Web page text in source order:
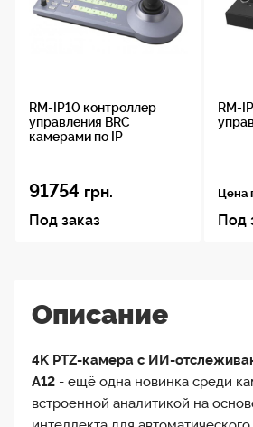
RM-IP10 контроллер
управления BRC
камерами по IP
91754 грн.
Под заказ
RM-
Цена
Под
Описание
4K PTZ-камера с ИИ-
A12 - ещё одна новинка среди
встроенной аналитикой на